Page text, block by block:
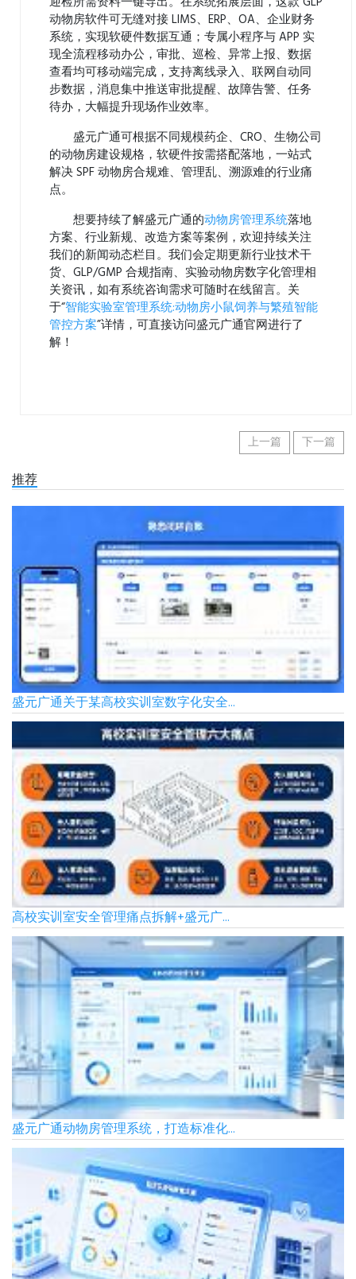
动物房软件可无缝对接 LIMS、ERP、OA、企业财务
系统，实现软硬件数据互通；专属小程序与 APP 实
现全流程移动办公，审批、巡检、异常上报、数据
查看均可移动端完成，支持离线录入、联网自动同
步数据，消息集中推送审批提醒、故障告警、任务
待办，大幅提升现场作业效率。
盛元广通可根据不同规模药企、CRO、生物公司
的动物房建设规格，软硬件按需搭配落地，一站式
解决 SPF 动物房合规难、管理乱、溯源难的行业痛
点。
想要持续了解盛元广通的动物房管理系统落地
方案、行业新规、改造方案等案例，欢迎持续关注
我们的新闻动态栏目。我们会定期更新行业技术干
货、GLP/GMP 合规指南、实验动物房数字化管理相
关资讯，如有系统咨询需求可随时在线留言。关
于“智能实验室管理系统:动物房小鼠饲养与繁殖智能
管控方案”详情，可直接访问盛元广通官网进行了
解！
上一篇 下一篇
推荐
盛元广通关于某高校实训室数字化安全...
高校实训室安全管理痛点拆解+盛元广...
盛元广通动物房管理系统，打造标准化...